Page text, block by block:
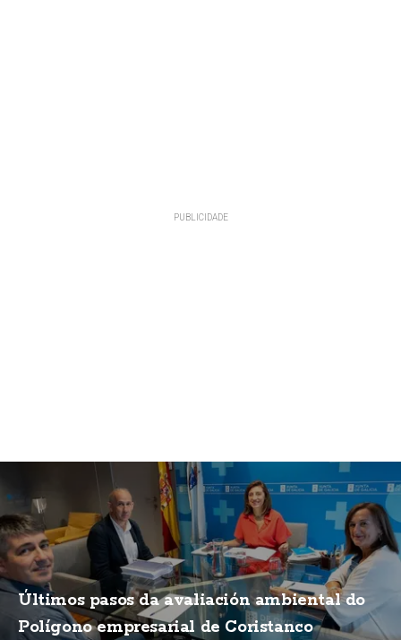
Últimos pasos da avaliación ambiental do
Polígono empresarial de Coristanco